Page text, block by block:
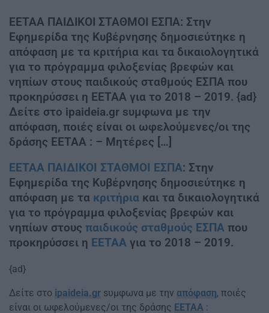
ΕΕΤΑΑ ΠΑΙΔΙΚΟΙ ΣΤΑΘΜΟΙ ΕΣΠΑ: Στην
Εφημερίδα της Κυβέρνησης δημοσιεύτηκε η
απόφαση με τα κριτήρια και τα δικαιολογητικά
για το πρόγραμμα φιλοξενίας βρεφών και
νηπίων στους παιδικούς σταθμούς ΕΣΠΑ που
προκηρύσσει η ΕΕΤΑΑ για το 2018 – 2019. {ad}
Δείτε στο ipaideia.gr sυμφωνα με την
απόφαση, ποιές είναι οι ωφελούμενες/οι της
δράσης EETAA : – Μητέρες […]
ΕΕΤΑΑ ΠΑΙΔΙΚΟΙ ΣΤΑΘΜΟΙ ΕΣΠΑ: Στην
Εφημερίδα της Κυβέρνησης δημοσιεύτηκε η
απόφαση με τα κριτήρια και τα δικαιολογητικά
για το πρόγραμμα φιλοξενίας βρεφών και
νηπίων στους παιδικούς σταθμούς ΕΣΠΑ που
προκηρύσσει η ΕΕΤΑΑ για το 2018 – 2019.
{ad}
Δείτε στο ipaideia.gr sυμφωνα με την απόφαση, ποιές
είναι οι ωφελούμενες/οι της δράσης EETAA :